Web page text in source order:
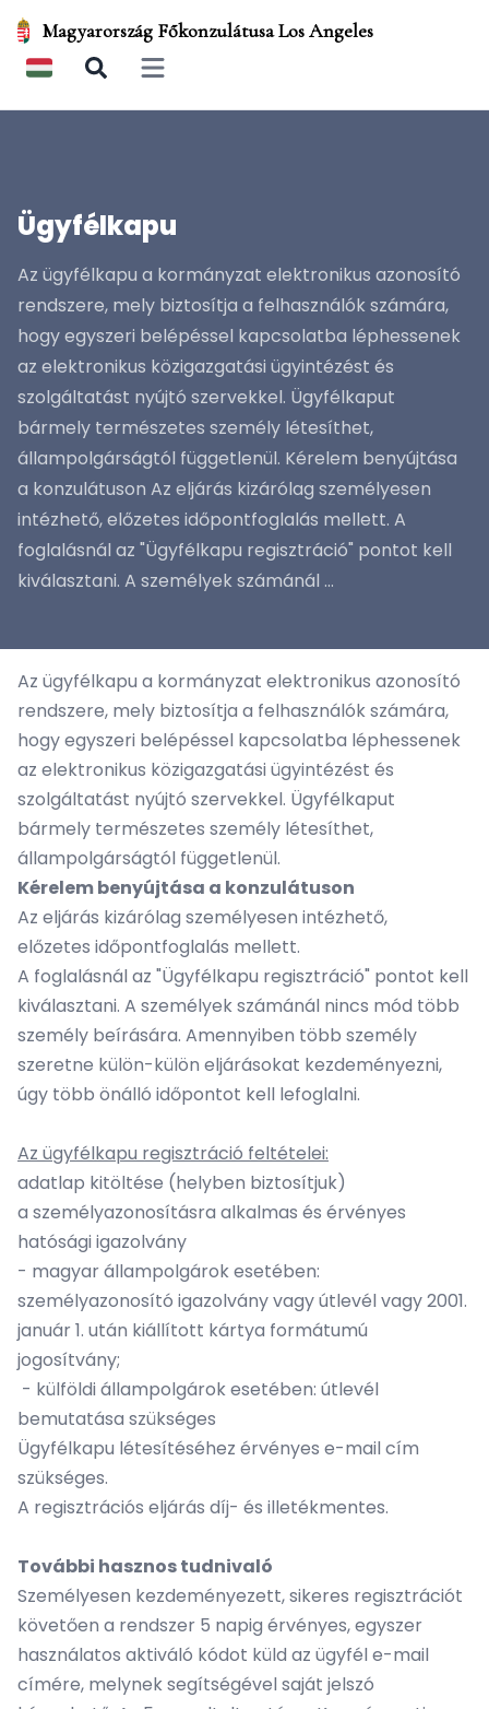
Magyarország Főkonzulátusa Los Angeles
Open main menu
Ügyfélkapu
Az ügyfélkapu a kormányzat elektronikus azonosító
rendszere, mely biztosítja a felhasználók számára,
hogy egyszeri belépéssel kapcsolatba léphessenek
az elektronikus közigazgatási ügyintézést és
szolgáltatást nyújtó szervekkel. Ügyfélkaput
bármely természetes személy létesíthet,
állampolgárságtól függetlenül. Kérelem benyújtása
a konzulátuson Az eljárás kizárólag személyesen
intézhető, előzetes időpontfoglalás mellett. A
foglalásnál az "Ügyfélkapu regisztráció" pontot kell
kiválasztani. A személyek számánál ...
Az ügyfélkapu a kormányzat elektronikus azonosító
rendszere, mely biztosítja a felhasználók számára,
hogy egyszeri belépéssel kapcsolatba léphessenek
az elektronikus közigazgatási ügyintézést és
szolgáltatást nyújtó szervekkel. Ügyfélkaput
bármely természetes személy létesíthet,
állampolgárságtól függetlenül.
Kérelem benyújtása a konzulátuson
Az eljárás kizárólag személyesen intézhető,
előzetes időpontfoglalás mellett.
A foglalásnál az "Ügyfélkapu regisztráció" pontot kell
kiválasztani. A személyek számánál nincs mód több
személy beírására. Amennyiben több személy
szeretne külön-külön eljárásokat kezdeményezni,
úgy több önálló időpontot kell lefoglalni.
Az ügyfélkapu regisztráció feltételei:
adatlap kitöltése (helyben biztosítjuk)
a személyazonosításra alkalmas és érvényes
hatósági igazolvány
- magyar állampolgárok esetében:
személyazonosító igazolvány vagy útlevél vagy 2001.
január 1. után kiállított kártya formátumú
jogosítvány;
- külföldi állampolgárok esetében: útlevél
bemutatása szükséges
Ügyfélkapu létesítéséhez érvényes e-mail cím
szükséges.
A regisztrációs eljárás díj- és illetékmentes.
További hasznos tudnivaló
Személyesen kezdeményezett, sikeres regisztrációt
követően a rendszer 5 napig érvényes, egyszer
használatos aktiváló kódot küld az ügyfél e-mail
címére, melynek segítségével saját jelszó